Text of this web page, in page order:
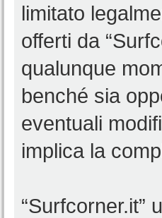
limitato
offerti da
qualunque
benché sia
eventuali
implica la
“Surfcorner.it”